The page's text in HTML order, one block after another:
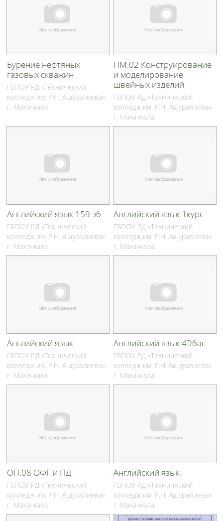
Бурение нефтяных
газовых скважин
ГБПОУ РД «Технический
колледж им. Р.Н. Ашуралиева»
г. Махачкала
ПМ.02 Конструирование
и моделирование
швейных изделий
ГБПОУ РД «Технический
колледж им. Р.Н. Ашуралиева»
г. Махачкала
Английский язык 159 эб
ГБПОУ РД «Технический
колледж им. Р.Н. Ашуралиева»
г. Махачкала
Английский язык 1курс
ГБПОУ РД «Технический
колледж им. Р.Н. Ашуралиева»
г. Махачкала
Английский язык
ГБПОУ РД «Технический
колледж им. Р.Н. Ашуралиева»
г. Махачкала
Английский язык 4Эбас
ГБПОУ РД «Технический
колледж им. Р.Н. Ашуралиева»
г. Махачкала
ОП.08 ОФГ и ПД
ГБПОУ РД «Технический
колледж им. Р.Н. Ашуралиева»
г. Махачкала
Английский язык
ГБПОУ РД «Технический
колледж им. Р.Н. Ашуралиева»
г. Махачкала